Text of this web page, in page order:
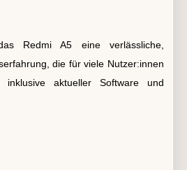
Redmi A5 eine verlässliche,
die für viele Nutzer:innen
inklusive aktueller Software und